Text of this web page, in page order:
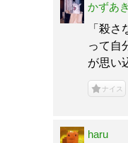
かずあき
「殺
って自
が思い
ナイス
haru